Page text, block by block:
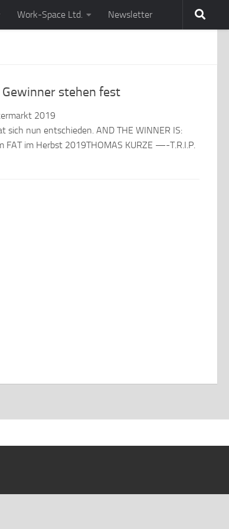
Work-Space Ltd. Newsletter
stehen fest
2019
sich nun entschieden. AND THE WINNER IS:
FAT im Herbst 2019THOMAS KURZE —-T.R.I.P.